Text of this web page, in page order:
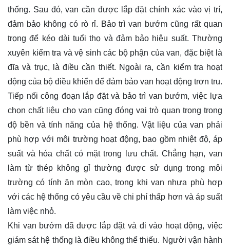
thống. Sau đó, van cần được lắp đặt chính xác vào vị trí,
đảm bảo không có rò rỉ. Bảo trì van bướm cũng rất quan
trọng để kéo dài tuổi thọ và đảm bảo hiệu suất. Thường
xuyên kiểm tra và vệ sinh các bộ phận của van, đặc biệt là
đĩa và trục, là điều cần thiết. Ngoài ra, cần kiểm tra hoạt
động của bộ điều khiển để đảm bảo van hoạt động trơn tru.
Tiếp nối công đoạn lắp đặt và bảo trì van bướm, việc lựa
chọn chất liệu cho van cũng đóng vai trò quan trọng trong
độ bền và tính năng của hệ thống. Vật liệu của van phải
phù hợp với môi trường hoạt động, bao gồm nhiệt độ, áp
suất và hóa chất có mặt trong lưu chất. Chẳng hạn, van
làm từ thép không gỉ thường được sử dụng trong môi
trường có tính ăn mòn cao, trong khi van nhựa phù hợp
với các hệ thống có yêu cầu về chi phí thấp hơn và áp suất
làm việc nhỏ.
Khi van bướm đã được lắp đặt và đi vào hoạt động, việc
giám sát hệ thống là điều không thể thiếu. Người vận hành